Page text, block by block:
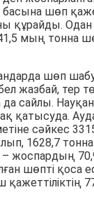
шөп
құрайды. Одан
мың тонна
шөп
жазбай, тер
сайлы.
қатысуда.
сәйкес
1628,7
жоспардың
шөпті қоса
қажеттіліктің